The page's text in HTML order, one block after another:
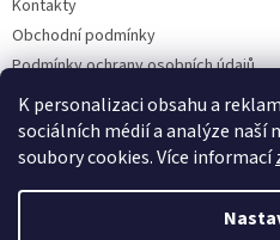
K personalizaci obsahu a
sociálních médií a analýze naší
soubory cookies. Více informací
Kontakty
Obchodní podmínky
Podmínky ochrany osobních údajů
Dodací a platební podmínky